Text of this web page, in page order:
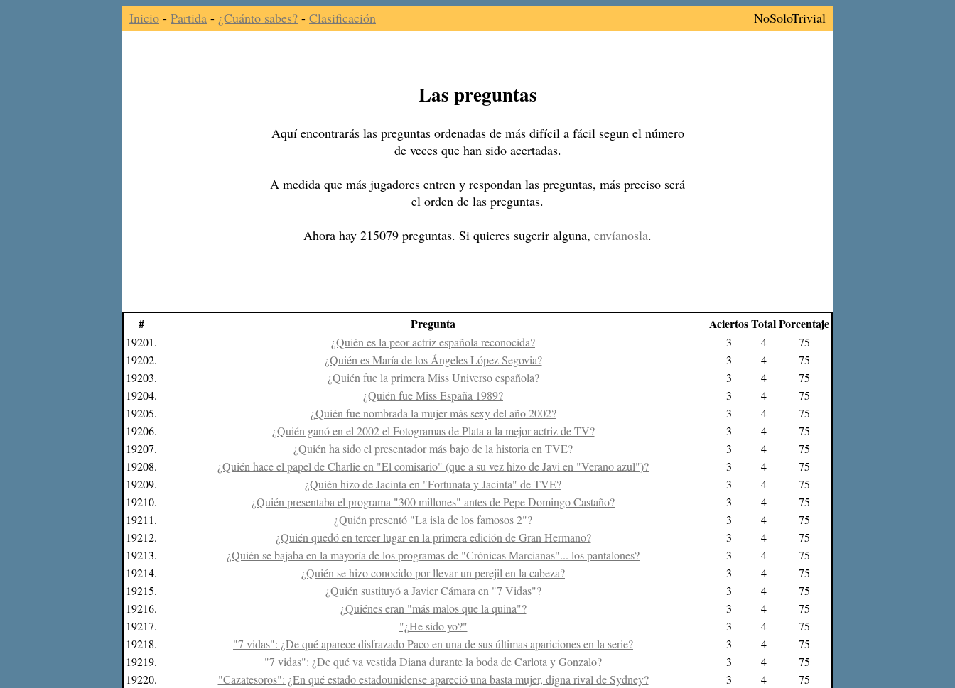
Inicio - Partida - ¿Cuánto sabes? - Clasificación NoSoloTrivial
Las preguntas
Aquí encontrarás las preguntas ordenadas de más difícil a fácil segun el número
de veces que han sido acertadas.
A medida que más jugadores entren y respondan las preguntas, más preciso será
el orden de las preguntas.
Ahora hay 215079 preguntas. Si quieres sugerir alguna, envíanosla.
# Pregunta AciertosTotalPorcentaje
19201. ¿Quién es la peor actriz española reconocida? 3 4
75
19202.
¿Quién es María de los Ángeles López Segovia? 3 4
75
19203.
¿Quién fue la primera Miss Universo española? 3 4
75
19204.
¿Quién fue Miss España 1989? 3 4
75
19205.
¿Quién fue nombrada la mujer más sexy del año 2002? 3 4
75
19206.
¿Quién ganó en el 2002 el Fotogramas de Plata a la mejor actriz de TV? 3 4
75
19207.
¿Quién ha sido el presentador más bajo de la historia en TVE? 3 4
75
19208.
¿Quién hace el papel de Charlie en "El comisario" (que a su vez hizo de Javi en "Verano azul")? 3 4
75
19209.
¿Quién hizo de Jacinta en "Fortunata y Jacinta" de TVE? 3 4
75
19210.
¿Quién presentaba el programa "300 millones" antes de Pepe Domingo Castaño? 3 4
75
19211.
¿Quién presentó "La isla de los famosos 2"? 3 4
75
19212.
¿Quién quedó en tercer lugar en la primera edición de Gran Hermano? 3 4
75
19213.
¿Quién se bajaba en la mayoría de los programas de "Crónicas Marcianas"... los pantalones? 3 4
75
19214.
¿Quién se hizo conocido por llevar un perejil en la cabeza? 3 4
75
19215.
¿Quién sustituyó a Javier Cámara en "7 Vidas"? 3 4
75
19216.
¿Quiénes eran "más malos que la quina"? 3 4
75
19217.
"¿He sido yo?" 3 4
75
19218.
"7 vidas": ¿De qué aparece disfrazado Paco en una de sus últimas apariciones en la serie? 3 4
75
19219.
"7 vidas": ¿De qué va vestida Diana durante la boda de Carlota y Gonzalo? 3 4
75
19220.
"Cazatesoros": ¿En qué estado estadounidense apareció una basta mujer, digna rival de Sydney? 3 4
75